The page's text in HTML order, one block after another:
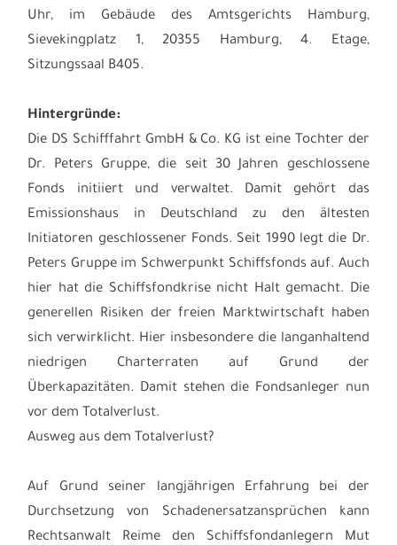
Uhr, im Gebäude des Amtsgerichts Hamburg,
Sievekingplatz 1, 20355 Hamburg, 4. Etage,
Sitzungssaal B405.
Hintergründe:
Die DS Schifffahrt GmbH & Co. KG ist eine Tochter der
Dr. Peters Gruppe, die seit 30 Jahren geschlossene
Fonds initiiert und verwaltet. Damit gehört das
Emissionshaus in Deutschland zu den ältesten
Initiatoren geschlossener Fonds. Seit 1990 legt die Dr.
Peters Gruppe im Schwerpunkt Schiffsfonds auf. Auch
hier hat die Schiffsfondkrise nicht Halt gemacht. Die
generellen Risiken der freien Marktwirtschaft haben
sich verwirklicht. Hier insbesondere die langanhaltend
niedrigen Charterraten auf Grund der
Überkapazitäten. Damit stehen die Fondsanleger nun
vor dem Totalverlust.
Ausweg aus dem Totalverlust?
Auf Grund seiner langjährigen Erfahrung bei der
Durchsetzung von Schadenersatzansprüchen kann
Rechtsanwalt Reime den Schiffsfondanlegern Mut